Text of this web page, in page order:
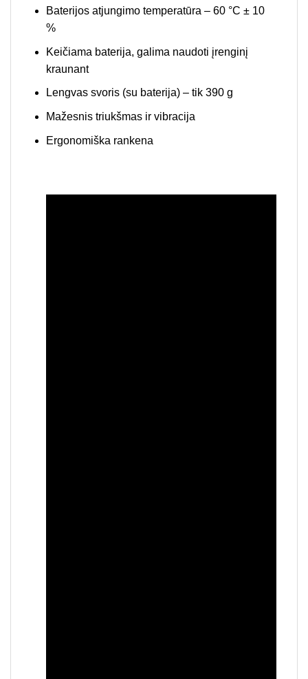
Baterijos atjungimo temperatūra – 60 °C ± 10
%
Keičiama baterija, galima naudoti įrenginį
kraunant
Lengvas svoris (su baterija) – tik 390 g
Mažesnis triukšmas ir vibracija
Ergonomiška rankena